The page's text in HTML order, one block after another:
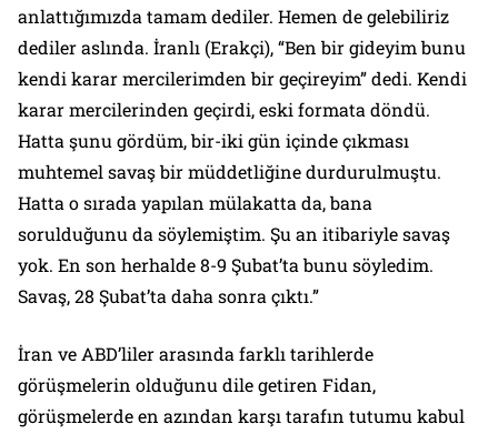
anlattığımızda tamam dediler. Hemen de gelebiliriz
dediler aslında. İranlı (Erakçi), “Ben bir gideyim bunu
kendi karar mercilerimden bir geçireyim” dedi. Kendi
karar mercilerinden geçirdi, eski formata döndü.
Hatta şunu gördüm, bir-iki gün içinde çıkması
muhtemel savaş bir müddetliğine durdurulmuştu.
Hatta o sırada yapılan mülakatta da, bana
sorulduğunu da söylemiştim. Şu an itibariyle savaş
yok. En son herhalde 8-9 Şubat’ta bunu söyledim.
Savaş, 28 Şubat’ta daha sonra çıktı.”
İran ve ABD’liler arasında farklı tarihlerde
görüşmelerin olduğunu dile getiren Fidan,
görüşmelerde en azından karşı tarafın tutumu kabul